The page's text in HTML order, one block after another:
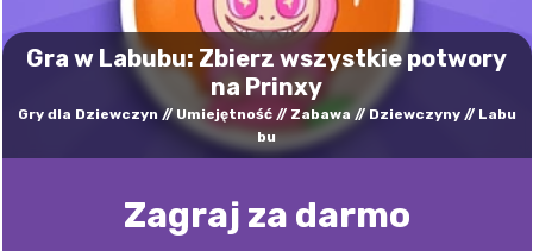
Gra w Labubu: Zbierz wszystkie potwory
na Prinxy
Gry dla Dziewczyn Umiejętność Zabawa Dziewczyny
Labu
bu
Zagraj za darmo